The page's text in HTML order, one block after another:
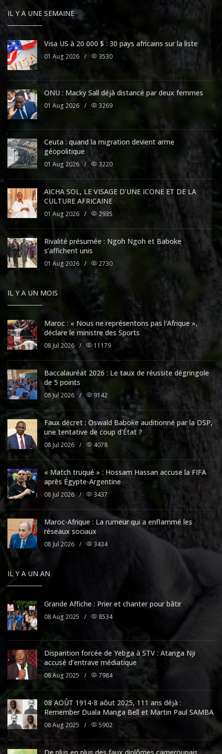
IL Y A UNE SEMAINE
Visa US à 20 000 $ : 30 pays africains sur la liste
01 Aug 2026 / 3530
ONU : Macky Sall déjà distancé par deux femmes
01 Aug 2026 / 3269
Ceuta : quand la migration devient arme
géopolitique
01 Aug 2026 / 3220
AICHA SOL, LE VISAGE D’UNE ICONE ET DE LA
CULTURE AFRICAINE
01 Aug 2026 / 2935
Rivalité présumée : Ngoh Ngoh et Baboke
s’affichent unis
01 Aug 2026 / 2730
IL Y A UN MOIS
Maroc : « Nous ne représentons pas l'Afrique »,
déclare le ministre des Sports
08 Jul 2026 / 11179
Baccalauréat 2026 : Le taux de réussite dégringole
de 5 points
08 Jul 2026 / 9142
Faux décret : Oswald Baboke auditionné par la DSP,
une tentative de coup d'État ?
08 Jul 2026 / 4078
« Match truqué » : Hossam Hassan accuse la FIFA
après Égypte-Argentine
08 Jul 2026 / 3437
Maroc-Afrique : La rumeur qui a enflammé les
réseaux sociaux
08 Jul 2026 / 3434
IL Y A UN AN
Grande Affiche : Prier et chanter pour bâtir
08 Aug 2025 / 8534
Disparition forcée de Yebga à STV : Atanga Nji
accusé d’entrave médiatique
08 Aug 2025 / 7984
08 AOÛT 1914-8 aôut 2025, 111 ans déjà :
Remember Duala Manga Bell et Martin Paul SAMBA
08 Aug 2025 / 5902